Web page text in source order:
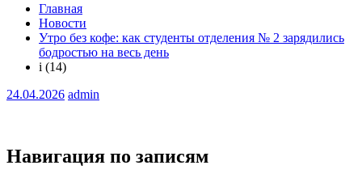
Главная
Новости
Утро без кофе: как студенты отделения № 2 зарядились
бодростью на весь день
i (14)
24.04.2026 admin
Навигация по записям